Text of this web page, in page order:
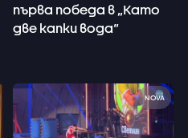
първа победа в „Като
две капки вода“
NOVA